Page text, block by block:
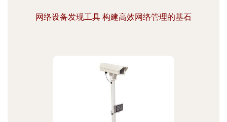
网络设备发现工具 构建高效网络管理的基石